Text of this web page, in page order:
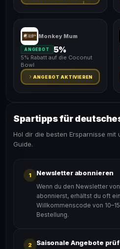
Monkey Mum
ANGEBOT 5%
5% Rabatt auf die Coconut
Bowl
ANGEBOT AKTIVIEREN
Spartipps für
Hol dir die besten Ersparnisse mit
Guide.
1 Newsletter abonnieren
Wenn du den Newsletter
abonnierst, erhältst du oft
Willkommenscode von
Bestellung.
2 Saisonale Angebote